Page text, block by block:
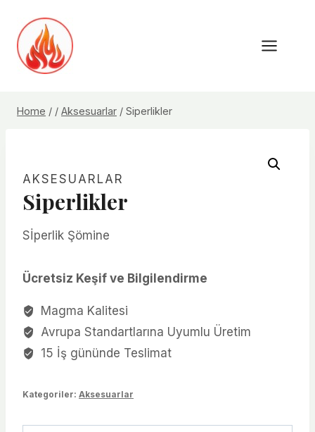
content
Home / / Aksesuarlar / Siperlikler
AKSESUARLAR
Siperlikler
Sİperlik Şömine
Ücretsiz Keşif ve Bilgilendirme
Magma Kalitesi
Avrupa Standartlarına Uyumlu Üretim
15 İş gününde Teslimat
Kategoriler: Aksesuarlar